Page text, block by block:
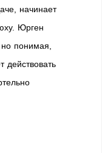
начинает
Юрген
понимая,
действовать